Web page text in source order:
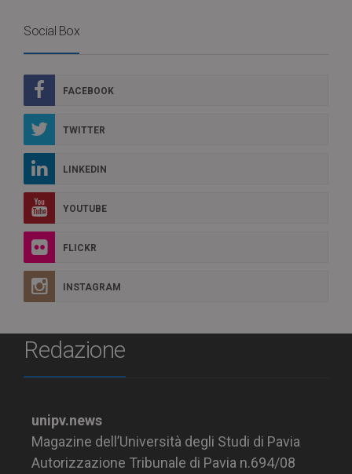
Social Box
FACEBOOK
TWITTER
LINKEDIN
YOUTUBE
FLICKR
INSTAGRAM
Redazione
unipv.news
Magazine dell’Università degli Studi di Pavia
Autorizzazione Tribunale di Pavia n.694/08